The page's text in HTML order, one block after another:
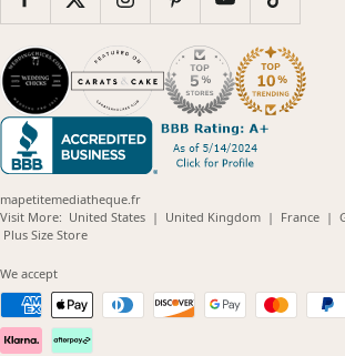
mapetitemediatheque.fr
Visit More: United States(opens
| United Kingdom(opens
| France |
Plus Size Store(opens
We accept